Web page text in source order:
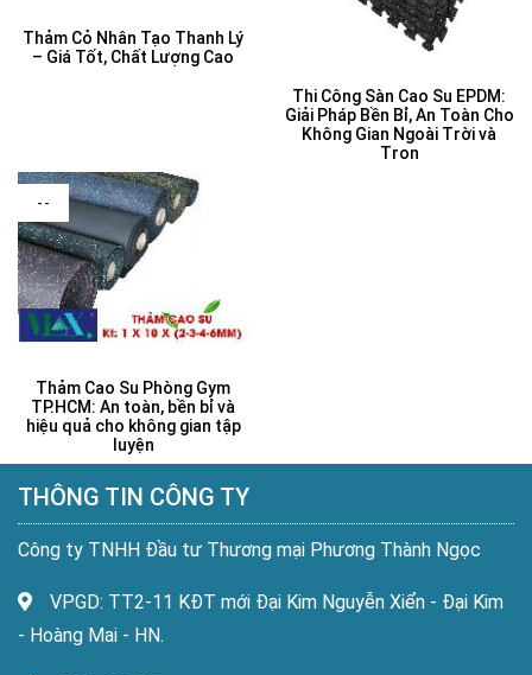
Thảm Cỏ Nhân Tạo Thanh Lý
– Giá Tốt, Chất Lượng Cao
Thi Công Sàn Cao Su EPDM:
Giải Pháp Bền Bỉ, An Toàn Cho
Không Gian Ngoài Trời và
Tron
--
Thảm Cao Su Phòng Gym
TP.HCM: An toàn, bền bỉ và
hiệu quả cho không gian tập
luyện
THÔNG TIN CÔNG TY
Công ty TNHH Đầu tư Thương mại Phương Thành Ngọc
VPGD: TT2-11 KĐT mới Đại Kim Nguyễn Xiển - Đại Kim
- Hoàng Mai - HN.